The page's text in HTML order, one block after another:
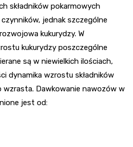
składników pokarmowych
jednak szczególne
kukurydzy. W
kukurydzy poszczególne
są w niewielkich ilościach,
dynamika wzrostu składników
Dawkowanie nawozów w
jest od: